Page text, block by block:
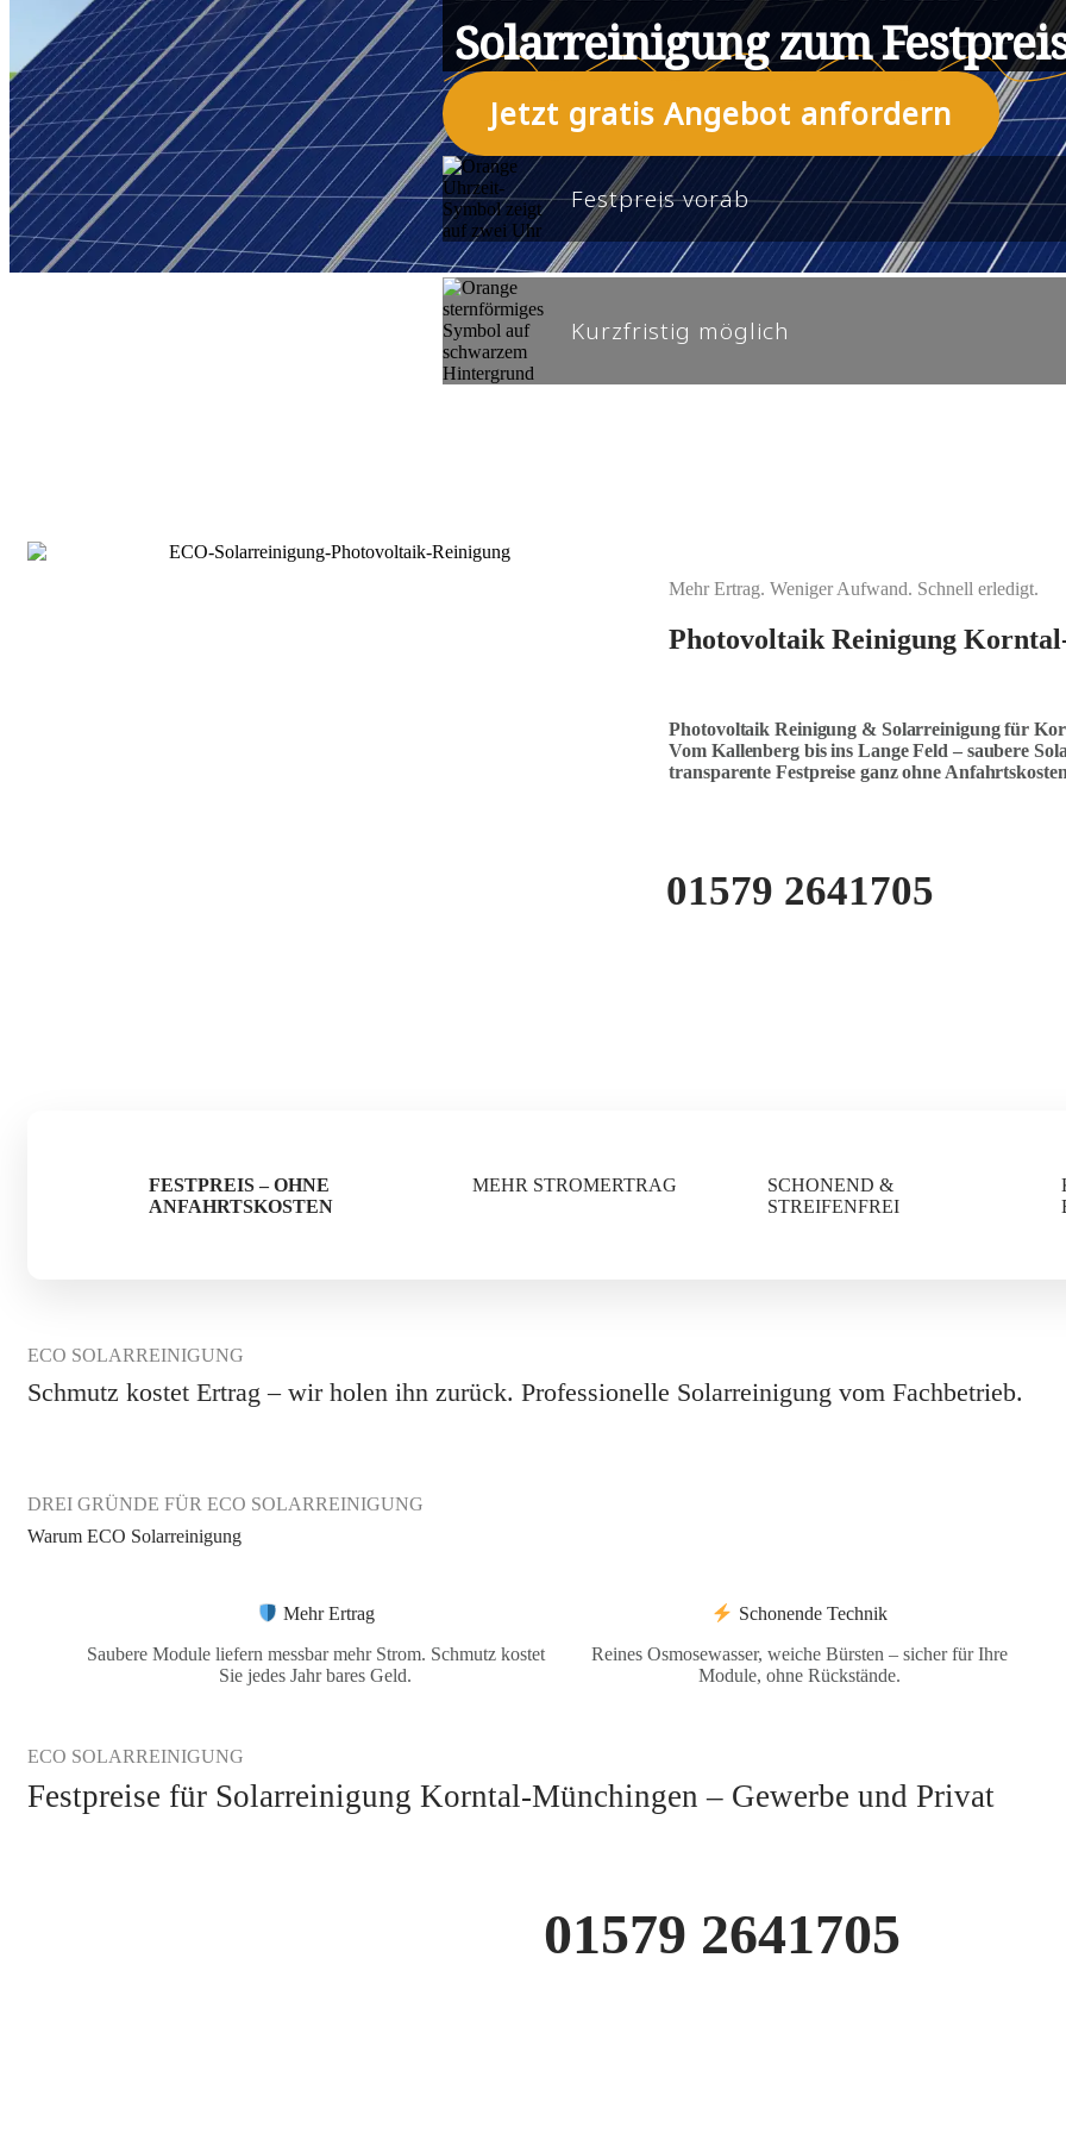
Solarreinigung zum
Jetzt gratis Angebot anfordern
Festpreis vorab
Kurzfristig möglich
Mehr Ertrag. Weniger Aufwand. Schnell erledigt.
Photovoltaik Reinigung
Photovoltaik Reinigung & Solarreinigung für
Vom Kallenberg bis ins Lange Feld – saubere
transparente Festpreise ganz ohne
01579 2641705
FESTPREIS – OHNE
ANFAHRTSKOSTEN
MEHR STROMERTRAG
SCHONEND &
STREIFENFREI
ECO SOLARREINIGUNG
Schmutz kostet Ertrag – wir holen ihn zurück. Professionelle Solarreinigung vom Fachbetrieb.
DREI GRÜNDE FÜR ECO SOLARREINIGUNG
Warum ECO Solarreinigung
Mehr Ertrag
Saubere Module liefern messbar mehr Strom. Schmutz kostet
Sie jedes Jahr bares Geld.
Schonende Technik
Reines Osmosewasser, weiche Bürsten – sicher für Ihre
Module, ohne Rückstände.
ECO SOLARREINIGUNG
Festpreise für Solarreinigung Korntal-Münchingen – Gewerbe und Privat
01579 2641705